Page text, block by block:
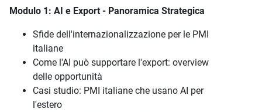
Modulo 1: AI e Export - Panoramica Strategica
Sfide dell'internazionalizzazione per le PMI
italiane
Come l'AI può supportare l'export: overview
delle opportunità
Casi studio: PMI italiane che usano AI per
l'estero